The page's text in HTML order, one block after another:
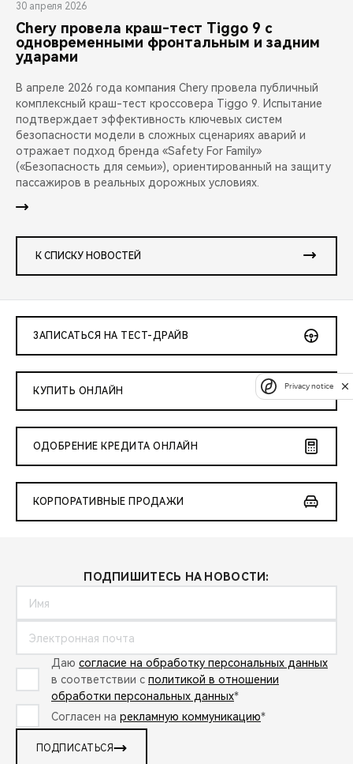
30 апреля 2026
Chery провела краш-тест Tiggo 9 с
одновременными фронтальным и задним
ударами
В апреле 2026 года компания Chery провела публичный
комплексный краш-тест кроссовера Tiggo 9. Испытание
подтверждает эффективность ключевых систем
безопасности модели в сложных сценариях аварий и
отражает подход бренда «Safety For Family»
(«Безопасность для семьи»), ориентированный на защиту
пассажиров в реальных дорожных условиях.
К СПИСКУ НОВОСТЕЙ
ЗАПИСАТЬСЯ НА ТЕСТ-ДРАЙВ
КУПИТЬ ОНЛАЙН
ОДОБРЕНИЕ КРЕДИТА ОНЛАЙН
КОРПОРАТИВНЫЕ ПРОДАЖИ
ПОДПИШИТЕСЬ НА НОВОСТИ:
Даю согласие на обработку персональных данных
в соответствии с политикой в отношении
обработки персональных данных*
Согласен на рекламную коммуникацию*
ПОДПИСАТЬСЯ
Privacy notice